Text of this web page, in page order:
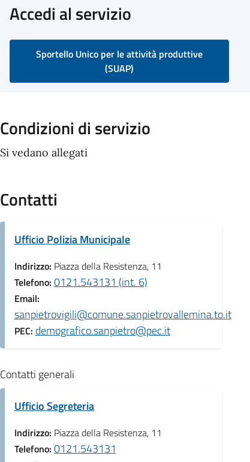
Accedi al servizio
Sportello Unico per le attività produttive
(SUAP)
Condizioni di servizio
Si vedano allegati
Contatti
Ufficio Polizia Municipale
Indirizzo: Piazza della Resistenza, 11
Telefono: 0121.543131 (int. 6)
Email:
sanpietrovigili@comune.sanpietrovallemina.to.it
PEC: demografico.sanpietro@pec.it
Contatti generali
Ufficio Segreteria
Indirizzo: Piazza della Resistenza, 11
Telefono: 0121.543131